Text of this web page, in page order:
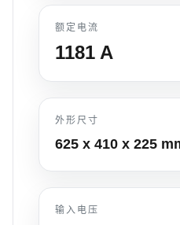
额定电流
1181 A
外形尺寸
625 x 410 x 225
输入电压